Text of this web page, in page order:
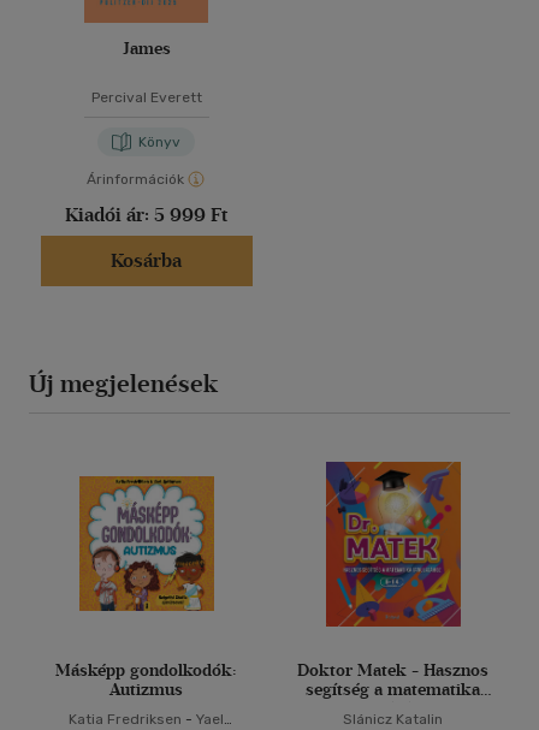
James
Percival Everett
Könyv
Árinformációk
Kiadói ár: 5 999 Ft
Kosárba
Új megjelenések
Másképp gondolkodók:
Autizmus
Katia Fredriksen - Yael
Doktor Matek - Hasznos
segítség a matematika
Slánicz Katalin